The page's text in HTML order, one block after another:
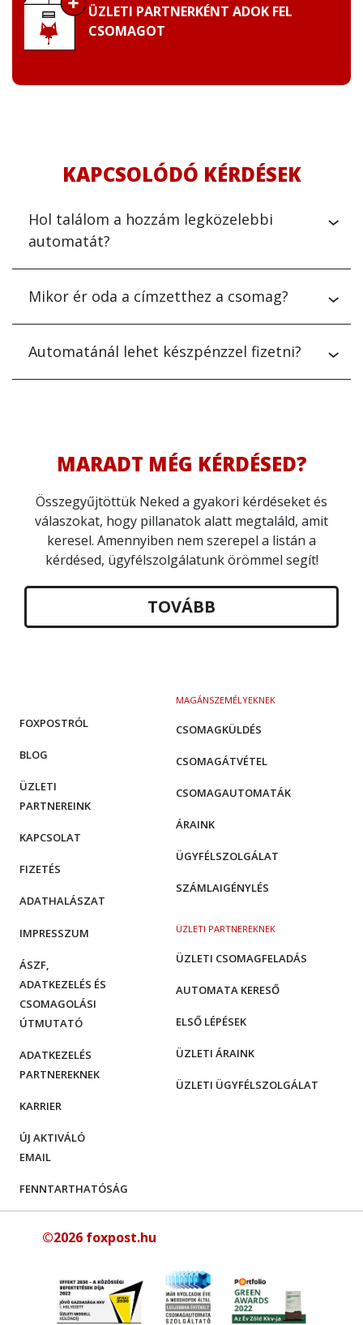
ÜZLETI PARTNERKÉNT ADOK FEL
CSOMAGOT
KAPCSOLÓDÓ KÉRDÉSEK
Hol találom a hozzám legközelebbi
automatát?
Mikor ér oda a címzetthez a csomag?
Automatánál lehet készpénzzel fizetni?
MARADT MÉG KÉRDÉSED?
Összegyűjtöttük Neked a gyakori kérdéseket és
válaszokat, hogy pillanatok alatt megtaláld, amit
keresel. Amennyiben nem szerepel a listán a
kérdésed, ügyfélszolgálatunk örömmel segít!
TOVÁBB
MAGÁNSZEMÉLYEKNEK
CSOMAGKÜLDÉS
CSOMAGÁTVÉTEL
CSOMAGAUTOMATÁK
ÁRAINK
ÜGYFÉLSZOLGÁLAT
SZÁMLAIGÉNYLÉS
ÜZLETI PARTNEREKNEK
ÜZLETI CSOMAGFELADÁS
AUTOMATA KERESŐ
ELSŐ LÉPÉSEK
ÜZLETI ÁRAINK
ÜZLETI ÜGYFÉLSZOLGÁLAT
FOXPOSTRÓL
BLOG
ÜZLETI
PARTNEREINK
KAPCSOLAT
FIZETÉS
ADATHALÁSZAT
IMPRESSZUM
ÁSZF,
ADATKEZELÉS ÉS
CSOMAGOLÁSI
ÚTMUTATÓ
ADATKEZELÉS
PARTNEREKNEK
KARRIER
ÚJ AKTIVÁLÓ
EMAIL
FENNTARTHATÓSÁG
©2026 foxpost.hu